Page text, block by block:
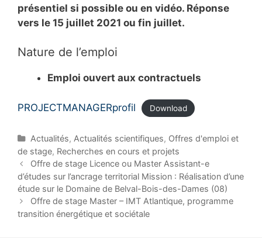
présentiel si possible ou en vidéo. Réponse
vers le 15 juillet 2021 ou fin juillet.
Nature de l’emploi
Emploi ouvert aux contractuels
PROJECTMANAGERprofil Download
C
a
t
e
g
o
r
Actualités, Actualités scientifiques, Offres d'emploi et
de stage, Recherches en cours et projets
P
o
s
t
n
Offre de stage Licence ou Master Assistant-e
d’études sur l’ancrage territorial Mission : Réalisation d’une
étude sur le Domaine de Belval-Bois-des-Dames (08)
Offre de stage Master – IMT Atlantique, programme
transition énergétique et sociétale